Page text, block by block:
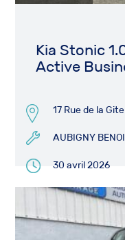
Kia Stonic
Active
17 Rue de la
AUBIGNY
30 avril 2026